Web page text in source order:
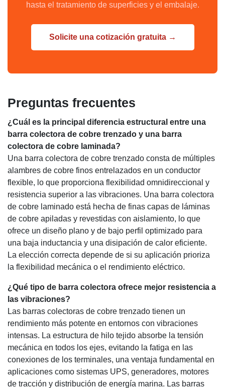
hasta el tratamiento de superficies y el embalaje.
Solicite una cotización gratuita →
Preguntas frecuentes
¿Cuál es la principal diferencia estructural entre una
barra colectora de cobre trenzado y una barra
colectora de cobre laminada?
Una barra colectora de cobre trenzado consta de múltiples
alambres de cobre finos entrelazados en un conductor
flexible, lo que proporciona flexibilidad omnidireccional y
resistencia superior a las vibraciones. Una barra colectora
de cobre laminado está hecha de finas capas de láminas
de cobre apiladas y revestidas con aislamiento, lo que
ofrece un diseño plano y de bajo perfil optimizado para
una baja inductancia y una disipación de calor eficiente.
La elección correcta depende de si su aplicación prioriza
la flexibilidad mecánica o el rendimiento eléctrico.
¿Qué tipo de barra colectora ofrece mejor resistencia a
las vibraciones?
Las barras colectoras de cobre trenzado tienen un
rendimiento más potente en entornos con vibraciones
intensas. La estructura de hilo tejido absorbe la tensión
mecánica en todos los ejes, evitando la fatiga en las
conexiones de los terminales, una ventaja fundamental en
aplicaciones como sistemas UPS, generadores, motores
de tracción y distribución de energía marina. Las barras